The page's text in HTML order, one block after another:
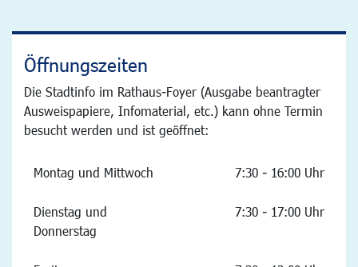
Öffnungszeiten
Die Stadtinfo im Rathaus-Foyer (Ausgabe beantragter
Ausweispapiere, Infomaterial, etc.) kann ohne Termin
besucht werden und ist geöffnet:
Montag und Mittwoch 7:30 - 16:00 Uhr
Dienstag und
Donnerstag
7:30 - 17:00 Uhr